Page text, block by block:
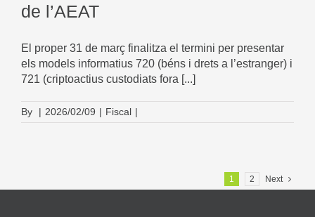
de l’AEAT
El proper 31 de març finalitza el termini per presentar
els models informatius 720 (béns i drets a l’estranger) i
721 (criptoactius custodiats fora [...]
By | 2026/02/09 | Fiscal |
1 2 Next